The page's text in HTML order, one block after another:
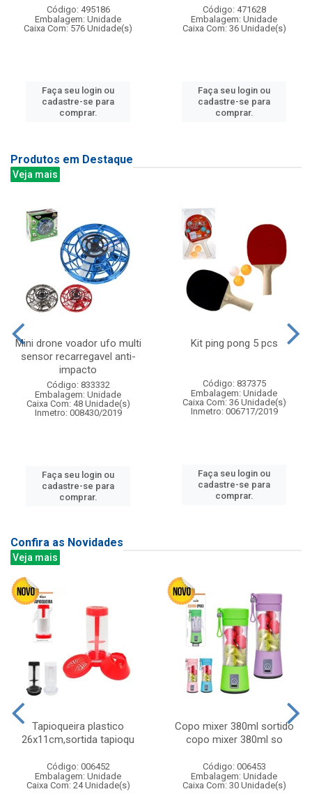
Código: 495186
Embalagem: Unidade
Caixa Com: 576 Unidade(s)
Faça seu login ou
cadastre-se para
comprar.
Código: 471628
Embalagem: Unidade
Caixa Com: 36 Unidade(s)
Faça seu login ou
cadastre-se para
comprar.
Produtos em Destaque
Veja mais
Mini drone voador ufo multi
sensor recarregavel anti-
impacto
Código: 833332
Embalagem: Unidade
Caixa Com: 48 Unidade(s)
Inmetro: 008430/2019
Faça seu login ou
cadastre-se para
comprar.
Kit ping pong 5 pcs
Código: 837375
Embalagem: Unidade
Caixa Com: 36 Unidade(s)
Inmetro: 006717/2019
Faça seu login ou
cadastre-se para
comprar.
Confira as Novidades
Veja mais
Tapioqueira plastico
26x11cm,sortida tapioqu
Código: 006452
Embalagem: Unidade
Caixa Com: 24 Unidade(s)
Copo mixer 380ml sortido
copo mixer 380ml so
Código: 006453
Embalagem: Unidade
Caixa Com: 30 Unidade(s)